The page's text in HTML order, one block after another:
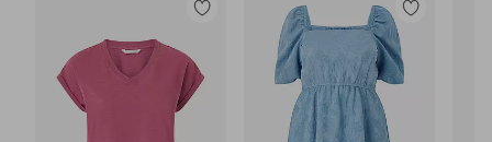
Toevoegen
favorieten
Toevoegen
aan
favorieten